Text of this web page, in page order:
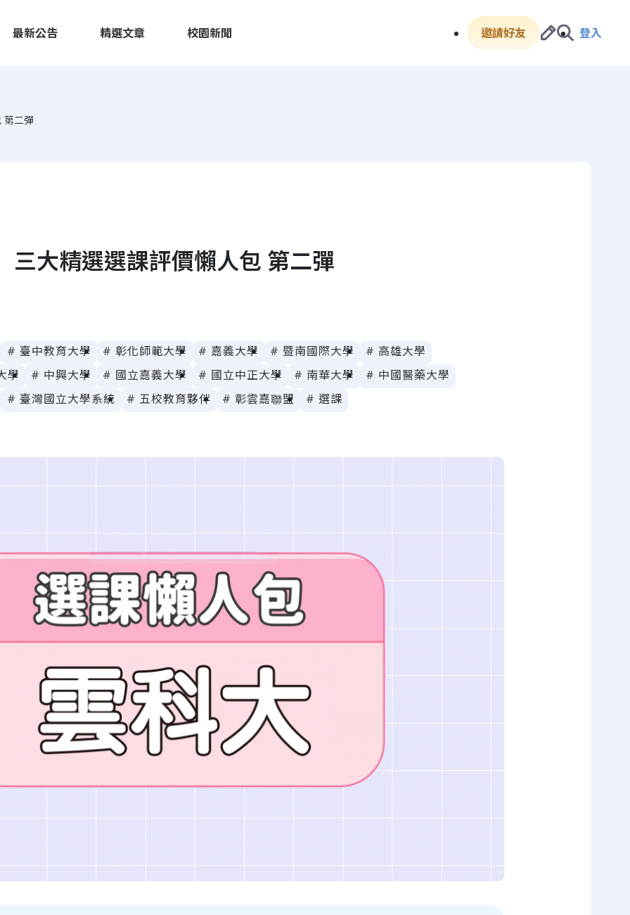
最新公告 精選文章 校園新聞 邀請好友 登入
第二彈
三大精選選課評價懶人包 第二彈
# 臺中教育大學 # 彰化師範大學 # 嘉義大學 # 暨南國際大學
# 高雄大學
學
# 中興大學 # 國立嘉義大學 # 國立中正大學 # 南華大學
# 中國醫藥大學
# 臺灣國立大學系統
# 五校教育夥伴 # 彰雲嘉聯盟 # 選課